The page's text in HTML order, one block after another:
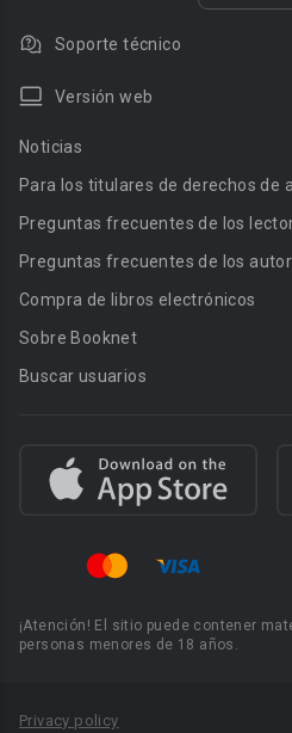
Soporte técnico
Versión web
Noticias
Para los titulares de derechos de
Preguntas frecuentes de los
Preguntas frecuentes de los
Compra de libros electrónicos
Sobre Booknet
Buscar usuarios
¡Atención! El sitio puede contener
personas menores de 18 años.
Privacy policy